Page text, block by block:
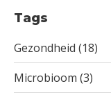
Tags
Gezondheid (18)
Microbioom (3)